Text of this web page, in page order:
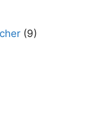
(9)